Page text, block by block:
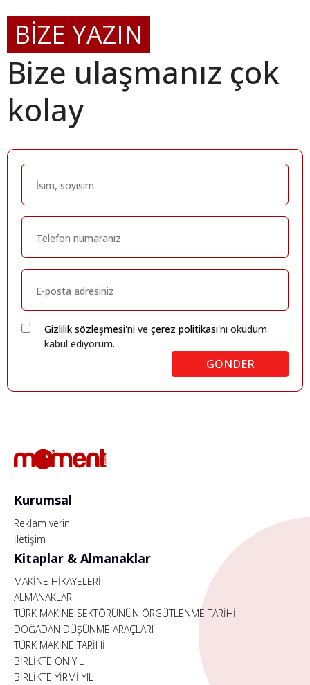
BİZE YAZIN
Bize ulaşmanız çok
kolay
Gizlilik sözleşmesi'ni ve çerez politikası'nı okudum
kabul ediyorum.
GÖNDER
Kurumsal
Reklam verin
İletişim
Kitaplar & Almanaklar
MAKİNE HİKAYELERİ
ALMANAKLAR
TÜRK MAKİNE SEKTÖRÜNÜN ÖRGÜTLENME TARİHİ
DOĞADAN DÜŞÜNME ARAÇLARI
TÜRK MAKİNE TARİHİ
BİRLİKTE ON YIL
BİRLİKTE YİRMİ YIL